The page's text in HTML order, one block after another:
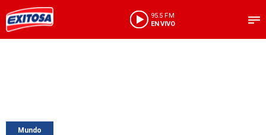
95.5 FM
EN VIVO
Mundo